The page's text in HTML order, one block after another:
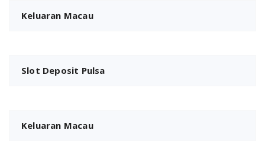
Keluaran Macau
Slot Deposit Pulsa
Keluaran Macau